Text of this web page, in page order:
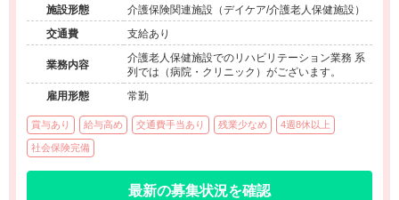
施設形態
介護保険関連施設（デイケア/介護老人保健施設）
交通費
支給あり
業務内容
介護老人保健施設でのリハビリテーション業務 系
列では（病院・クリニック）がございます。
雇用形態
常勤
賞与あり 給与高め 交通費手当あり 残業少なめ 4週8休以上
社会保険完備
最新の募集状況を確認